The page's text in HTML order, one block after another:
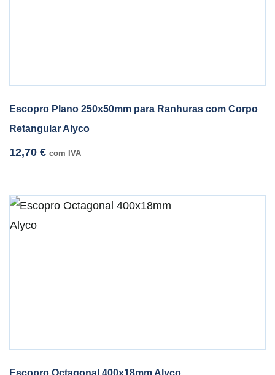
Escopro Plano 250x50mm para Ranhuras com Corpo
Retangular Alyco
12,70 € com IVA
Escopro Octagonal 400x18mm Alyco